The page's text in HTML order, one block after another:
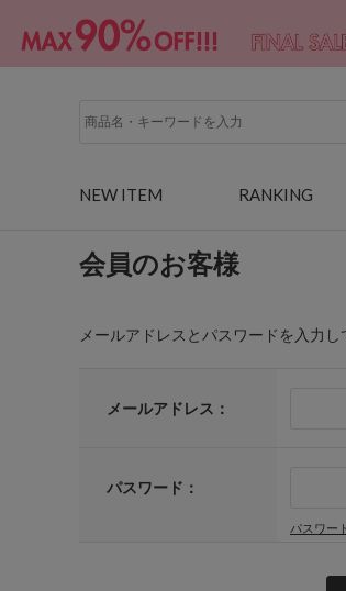
NEW ITEM RANKING
会員のお客様
メールアドレスとパスワードを入力し
メールアドレス：
パスワード：
パスワー